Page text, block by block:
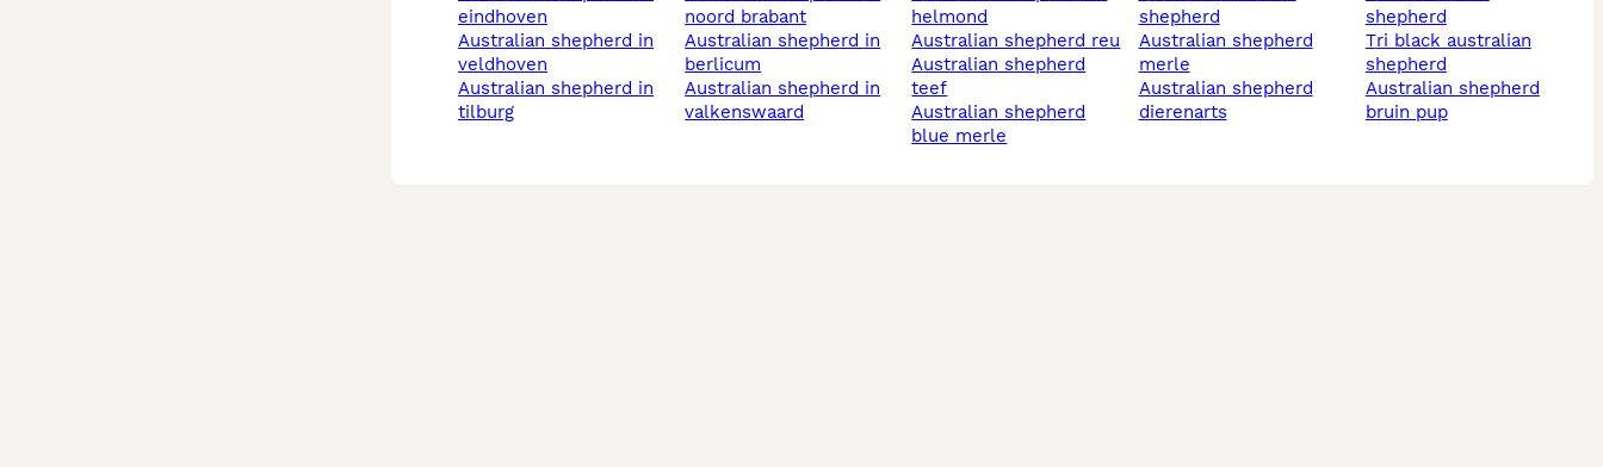
eindhoven
australian shepherd in
veldhoven
australian shepherd in
tilburg
noord brabant
australian shepherd in
berlicum
australian shepherd in
valkenswaard
helmond
australian shepherd reu
australian shepherd
teef
australian shepherd
blue merle
shepherd
australian shepherd
merle
australian shepherd
dierenarts
shepherd
tri black australian
shepherd
australian shepherd
bruin pup